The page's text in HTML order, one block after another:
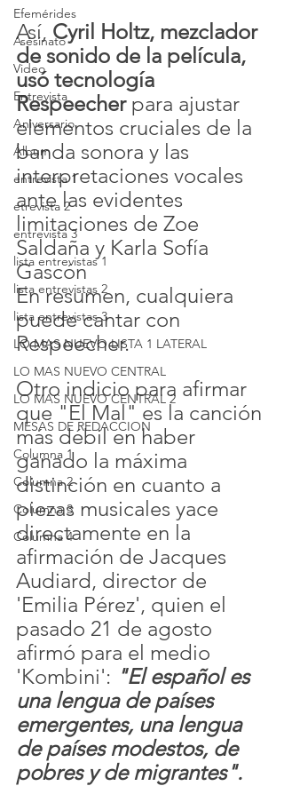
Efemérides
Asesinato
Video
Entrevista
Aniversario
Álbum
entrevista 1
etrevista 2
entrevista 3
lista entrevistas 1
lista entrevistas 2
lista entrevistas 3
LO MAS NUEVO LISTA 1 LATERAL
LO MAS NUEVO CENTRAL
LO MAS NUEVO CENTRAL 2
MESAS DE REDACCION
Columna 1
Columna 2
Columna 3
Columna 4
Así, Cyril Holtz, mezclador
de sonido de la película,
usó tecnología
Respeecher para ajustar
elementos cruciales de la
banda sonora y las
interpretaciones vocales
ante las evidentes
limitaciones de Zoe
Saldaña y Karla Sofía
Gascón
En resumen, cualquiera
puede cantar con
Respeecher.
Otro indicio para afirmar
que "El Mal" es la canción
más débil en haber
ganado la máxima
distinción en cuanto a
piezas musicales yace
directamente en la
afirmación de Jacques
Audiard, director de
'Emilia Pérez', quien el
pasado 21 de agosto
afirmó para el medio
'Kombini': "El español es
una lengua de países
emergentes, una lengua
de países modestos, de
pobres y de migrantes".